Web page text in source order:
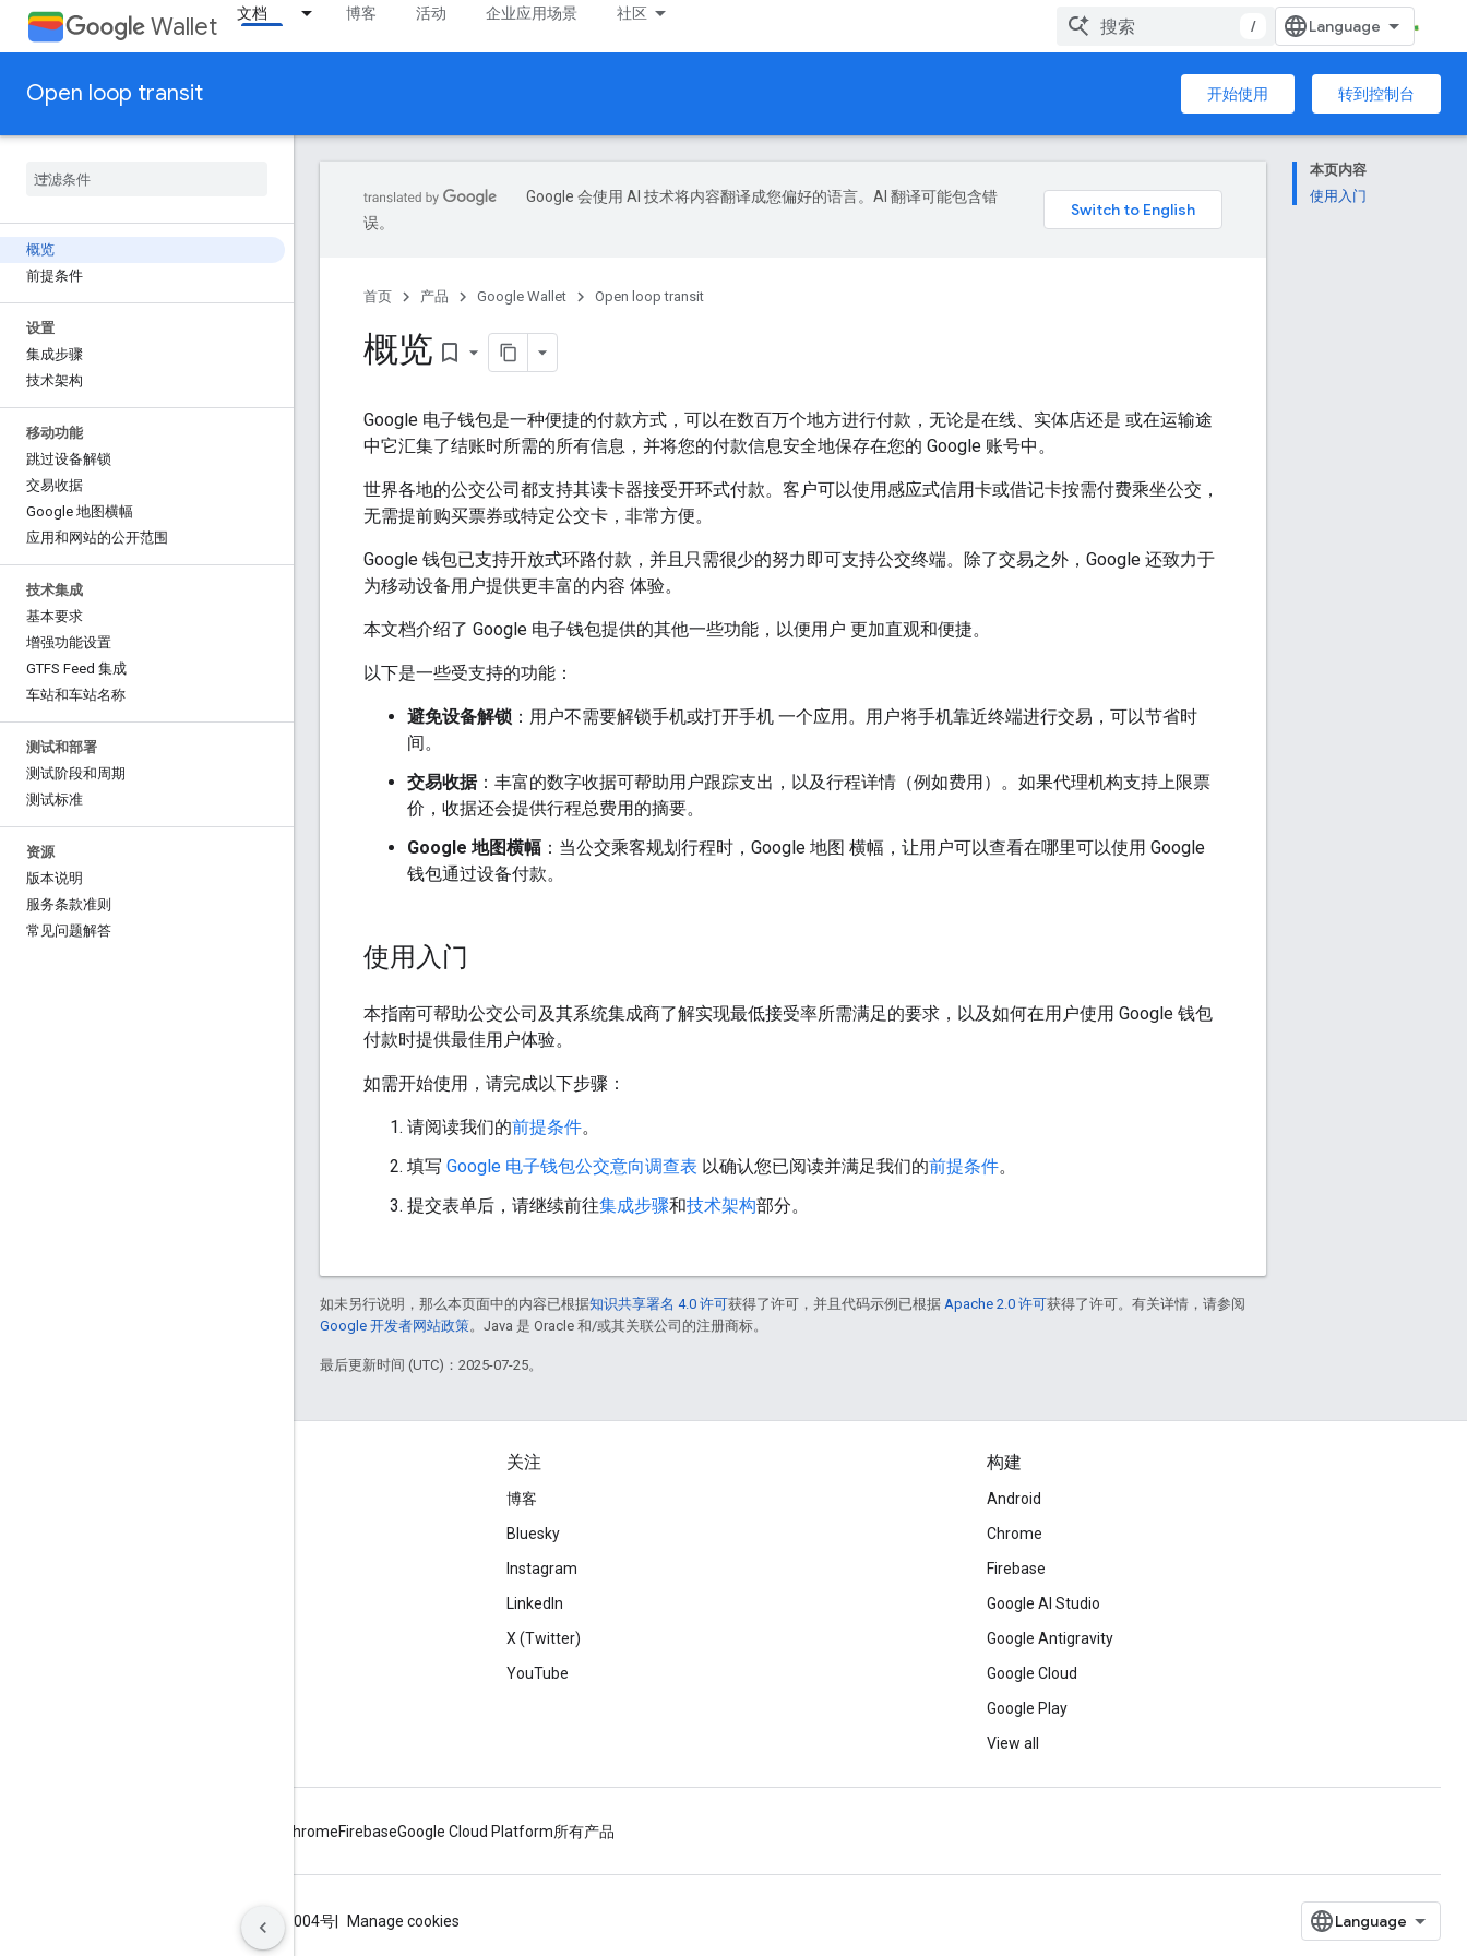
Wallet 文档 博客 活动 企业应用场景 社区
/
Open loop transit 开始使用 转到控制台
概览
前提条件
设置
集成步骤
技术架构
移动功能
跳过设备解锁
交易收据
Google 地图横幅
应用和网站的公开范围
技术集成
基本要求
增强功能设置
GTFS Feed 集成
车站和车站名称
测试和部署
测试阶段和周期
测试标准
资源
版本说明
服务条款准则
常见问题解答
本页内容
使用入门
Google 会使用 AI 技术将内容翻译成您偏好的语言。AI 翻译可能包含错
误。
首页 产品 Google Wallet Open loop transit
概览 bookmark_border
Google 电子钱包是一种便捷的付款方式，可以在数百万个地方进行付款，无论是在线、实体店还是 或在运输途
中它汇集了结账时所需的所有信息，并将您的付款信息安全地保存在您的 Google 账号中。
世界各地的公交公司都支持其读卡器接受开环式付款。客户可以使用感应式信用卡或借记卡按需付费乘坐公交，
无需提前购买票券或特定公交卡，非常方便。
Google 钱包已支持开放式环路付款，并且只需很少的努力即可支持公交终端。除了交易之外，Google 还致力于
为移动设备用户提供更丰富的内容 体验。
本文档介绍了 Google 电子钱包提供的其他一些功能，以便用户 更加直观和便捷。
以下是一些受支持的功能：
避免设备解锁 ：用户不需要解锁手机或打开手机 一个应用。用户将手机靠近终端进行交易，可以节省时
间。
交易收据：丰富的数字收据可帮助用户跟踪支出，以及行程详情（例如费用）。如果代理机构支持上限票
价，收据还会提供行程总费用的摘要。
Google 地图横幅 ：当公交乘客规划行程时，Google 地图 横幅，让用户可以查看在哪里可以使用 Google
钱包通过设备付款。
使用入门
本指南可帮助公交公司及其系统集成商了解实现最低接受率所需满足的要求，以及如何在用户使用 Google 钱包
付款时提供最佳用户体验。
如需开始使用，请完成以下步骤：
请阅读我们的前提条件。
填写 Google 电子钱包公交意向调查表 以确认您已阅读并满足我们的前提条件。
提交表单后，请继续前往集成步骤和技术架构部分。
如未另行说明，那么本页面中的内容已根据知识共享署名 4.0 许可获得了许可，并且代码示例已根据 Apache 2.0 许可获得了许可。有关详情，请参阅
Google 开发者网站政策。Java 是 Oracle 和/或其关联公司的注册商标。
最后更新时间 (UTC)：2025-07-25。
关注
博客
Bluesky
Instagram
LinkedIn
X (Twitter)
YouTube
构建
Android
Chrome
Firebase
Google AI Studio
Google Antigravity
Google Cloud
Google Play
View all
ChromeFirebaseGoogle Cloud Platform所有产品
ICP证合字B2-20070004号 Manage cookies